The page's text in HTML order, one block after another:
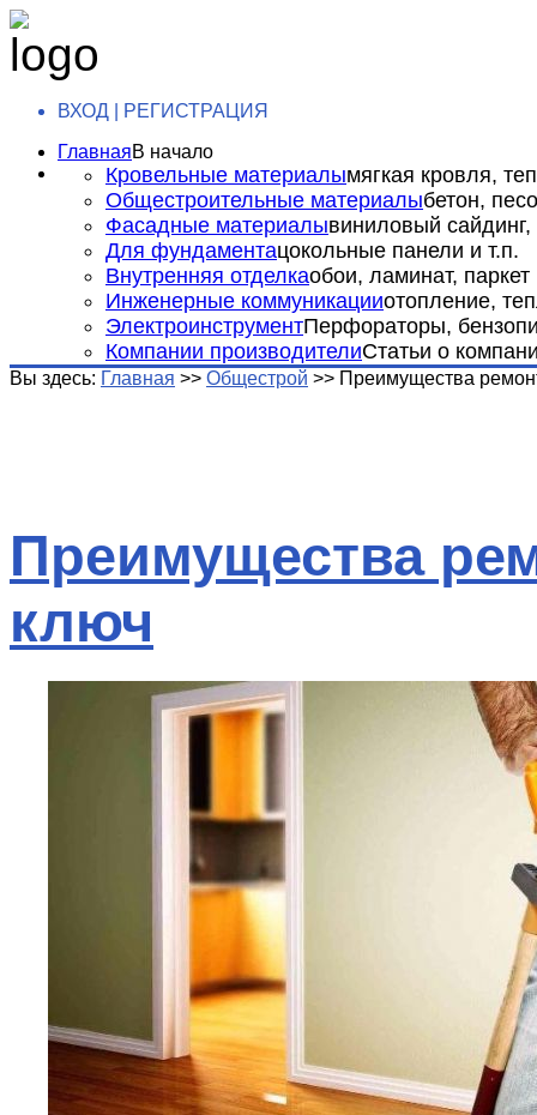
ВХОД | РЕГИСТРАЦИЯ
ГлавнаяВ начало
Кровельные материалымягкая кровля,
Общестроительные материалыбетон,
Фасадные материалывиниловый сайдинг,
Для фундаментацокольные панели и т.п.
Внутренняя отделкаобои, ламинат, паркет
Инженерные коммуникацииотопление,
ЭлектроинструментПерфораторы,
Компании производителиСтатьи о
Вы здесь: Главная >> Общестрой >> Преимущества
Преимущества
ключ